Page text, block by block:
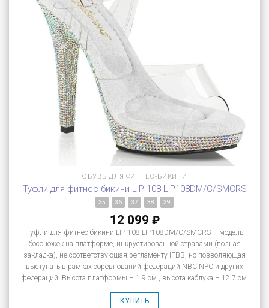
ОБУВЬ ДЛЯ ФИТНЕС-БИКИНИ
Туфли для фитнес бикини LIP-108 LIP108DM/C/SMCRS
35 36 37 38 39
12 099 ₽
Туфли для фитнес бикини LIP-108 LIP108DM/C/SMCRS – модель
босоножек на платформе, инкрустированной стразами (полная
закладка), не соответствующая регламенту IFBB, но позволяющая
выступать в рамках соревнований федераций NBC,NPC и других
федераций. Высота платформы – 1.9 см., высота каблука – 12.7 см.
КУПИТЬ